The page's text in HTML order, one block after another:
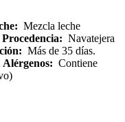
Mezcla leche
Procedencia: Navatejera
Más de 35 días.
Alérgenos: Contiene